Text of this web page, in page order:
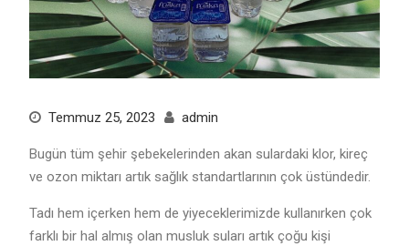
Temmuz 25, 2023 admin
Bugün tüm şehir şebekelerinden akan sulardaki klor, kireç
ve ozon miktarı artık sağlık standartlarının çok üstündedir.
Tadı hem içerken hem de yiyeceklerimizde kullanırken çok
farklı bir hal almış olan musluk suları artık çoğu kişi